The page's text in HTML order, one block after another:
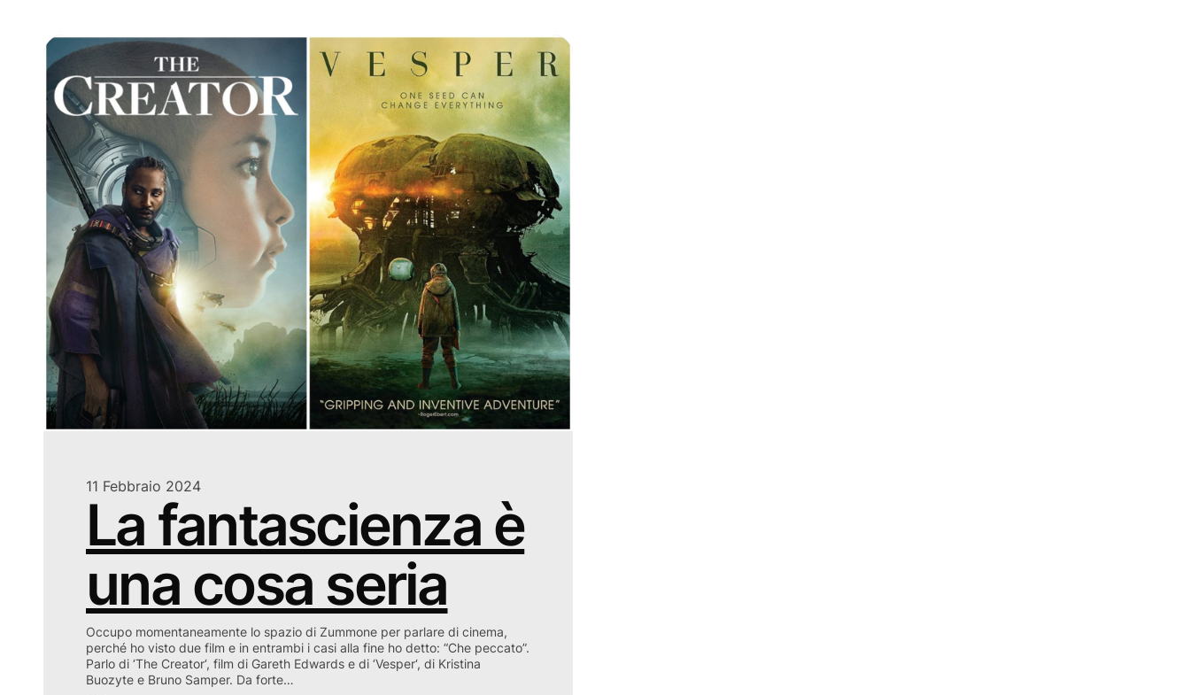
11 Febbraio 2024
La fantascienza è
una cosa seria
Occupo momentaneamente lo spazio di Zummone per parlare di cinema,
perché ho visto due film e in entrambi i casi alla fine ho detto: “Che peccato”.
Parlo di ‘The Creator‘, film di Gareth Edwards e di ‘Vesper‘, di Kristina
Buozyte e Bruno Samper. Da forte…